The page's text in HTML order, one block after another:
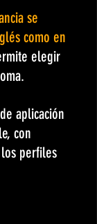
se
como en
elegir
aplicación
con
perfiles